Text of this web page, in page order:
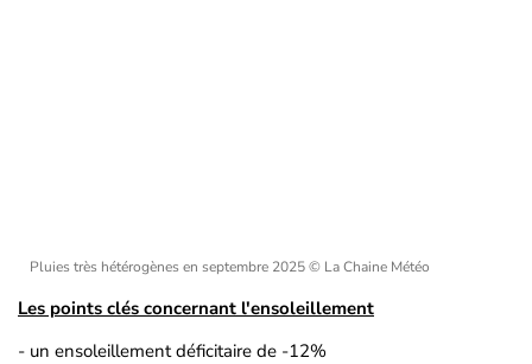
Pluies très hétérogènes en septembre 2025© La Chaine Météo
Les points clés concernant l'ensoleillement
- un ensoleillement déficitaire de -12%